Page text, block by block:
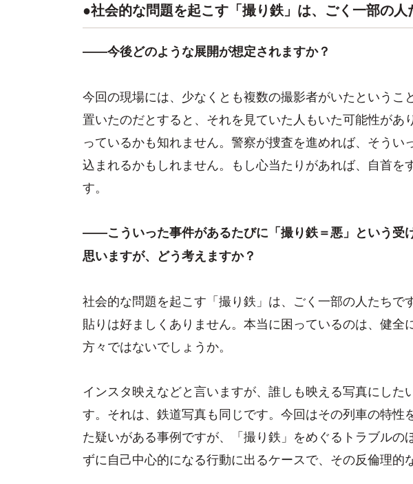
●社会的な問題を起こす「撮り鉄」は、ごく一部の人
――今後どのような展開が想定されますか？
今回の現場には、少なくとも複数の撮影者がいたというこ
置いたのだとすると、それを見ていた人もいた可能性があ
っているかも知れません。警察が捜査を進めれば、そうい
込まれるかもしれません。もし心当たりがあれば、自首を
す。
――こういった事件があるたびに「撮り鉄＝悪」という受
思いますが、どう考えますか？
社会的な問題を起こす「撮り鉄」は、ごく一部の人たちで
貼りは好ましくありません。本当に困っているのは、健全
方々ではないでしょうか。
インスタ映えなどと言いますが、誰しも映える写真にした
す。それは、鉄道写真も同じです。今回はその列車の特性
た疑いがある事例ですが、「撮り鉄」をめぐるトラブルの
ずに自己中心的になる行動に出るケースで、その反倫理的